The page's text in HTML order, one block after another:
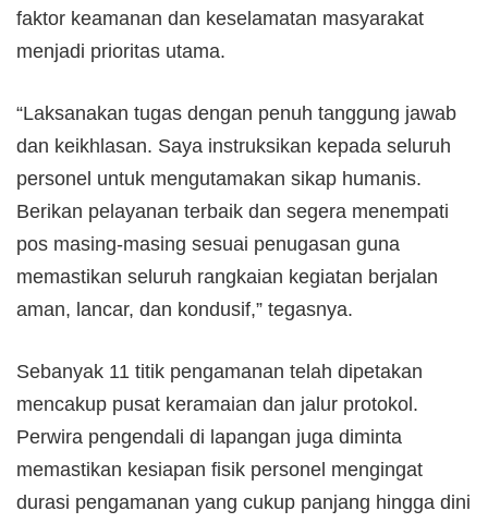
faktor keamanan dan keselamatan masyarakat
menjadi prioritas utama.
“Laksanakan tugas dengan penuh tanggung jawab
dan keikhlasan. Saya instruksikan kepada seluruh
personel untuk mengutamakan sikap humanis.
Berikan pelayanan terbaik dan segera menempati
pos masing-masing sesuai penugasan guna
memastikan seluruh rangkaian kegiatan berjalan
aman, lancar, dan kondusif,” tegasnya.
Sebanyak 11 titik pengamanan telah dipetakan
mencakup pusat keramaian dan jalur protokol.
Perwira pengendali di lapangan juga diminta
memastikan kesiapan fisik personel mengingat
durasi pengamanan yang cukup panjang hingga dini